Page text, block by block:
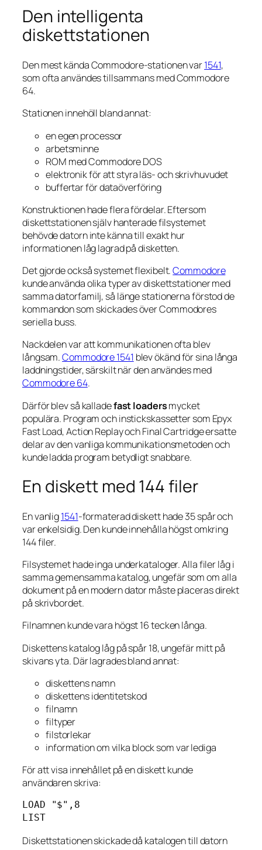
Den intelligenta
diskettstationen
Den mest kända Commodore-stationen var1541,
som ofta användes tillsammans med Commodore
64.
Stationen innehöll bland annat:
en egen processor
arbetsminne
ROM med Commodore DOS
elektronik för att styra läs- och skrivhuvudet
buffertar för dataöverföring
Konstruktionen hade flera fördelar. Eftersom
diskettstationen själv hanterade filsystemet
behövde datorn inte känna till exakt hur
informationen låg lagrad på disketten.
Det gjorde också systemet flexibelt.Commodore
kunde använda olika typer av diskettstationer med
samma datorfamilj, så länge stationerna förstod de
kommandon som skickades över Commodores
seriella buss.
Nackdelen var att kommunikationen ofta blev
långsam.Commodore 1541 blev ökänd för sina långa
laddningstider, särskilt när den användes med
Commodore 64.
Därför blev så kalladefast loadersmycket
populära. Program och instickskassetter som Epyx
Fast Load, Action Replay och Final Cartridge ersatte
delar av den vanliga kommunikationsmetoden och
kunde ladda program betydligt snabbare.
En diskett med 144 filer
En vanlig1541-formaterad diskett hade 35 spår och
var enkelsidig. Den kunde innehålla högst omkring
144 filer.
Filsystemet hade inga underkataloger. Alla filer låg i
samma gemensamma katalog, ungefär som om alla
dokument på en modern dator måste placeras direkt
på skrivbordet.
Filnamnen kunde vara högst 16 tecken långa.
Diskettens katalog låg på spår 18, ungefär mitt på
skivans yta. Där lagrades bland annat:
diskettens namn
diskettens identitetskod
filnamn
filtyper
filstorlekar
information om vilka block som var lediga
För att visa innehållet på en diskett kunde
användaren skriva:
LOAD "$",8
LIST
Diskettstationen skickade då katalogen till datorn